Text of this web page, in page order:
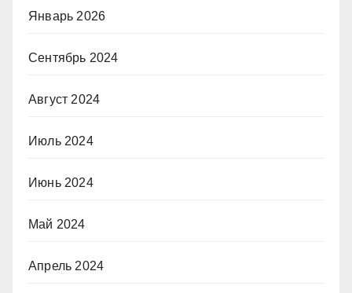
Январь 2026
Сентябрь 2024
Август 2024
Июль 2024
Июнь 2024
Май 2024
Апрель 2024